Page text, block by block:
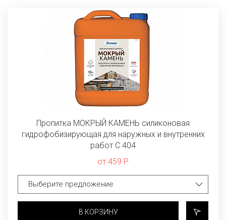
Пропитка МОКРЫЙ КАМЕНЬ силиконовая
гидрофобизирующая для наружных и внутренних
работ C 404
от 459 Р
В КОРЗИНУ